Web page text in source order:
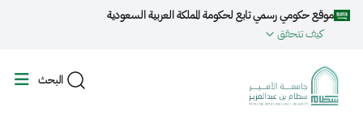
تجاوز إلى المحتوى الرئيسي
موقع حكومي رسمي تابع لحكومة المملكة العربية السعودية
كيف تتحقق
البحث